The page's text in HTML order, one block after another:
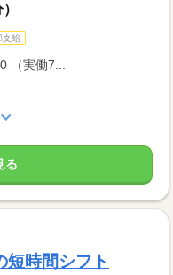
支給
（実働7...
る
短時間シフト